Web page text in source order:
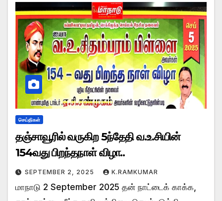
செய்திகள்
தஞ்சாவூரில் வருகிற 5ந்தேதி வ.உ.சியின்
154வது பிறந்தநாள் விழா..
SEPTEMBER 2, 2025 K.RAMKUMAR
மாநாடு 2 September 2025 தன் நாட்டைக் காக்க,